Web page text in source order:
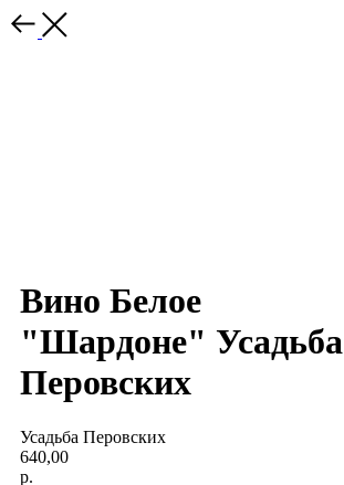
Вино Белое
"Шардоне" Усадьба
Перовских
Усадьба Перовских
640,00
р.